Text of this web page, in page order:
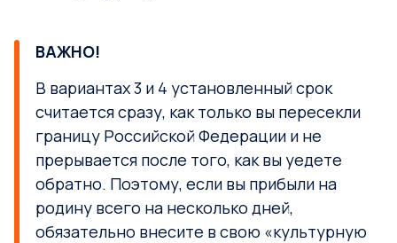
ВАЖНО!
В вариантах 3 и 4 установленный срок
считается сразу, как только вы пересекли
границу Российской Федерации и не
прерывается после того, как вы уедете
обратно. Поэтому, если вы прибыли на
родину всего на несколько дней,
обязательно внесите в свою «культурную